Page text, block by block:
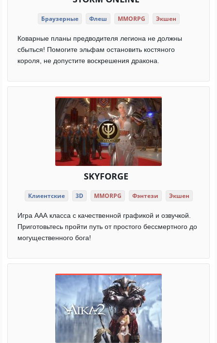
Браузерные Флеш MMORPG Экшен
Коварные планы предводителя легиона не должны
сбыться! Помогите эльфам остановить костяного
короля, не допустите воскрешения дракона.
SKYFORGE
Клиентские 3D MMORPG Фэнтези Экшен
Игра ААА класса с качественной графикой и озвучкой.
Приготовьтесь пройти путь от простого бессмертного до
могущественного бога!